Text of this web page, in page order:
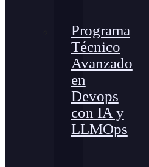
Programa
Técnico
Avanzado
en
Devops
con IA y
LLMOps